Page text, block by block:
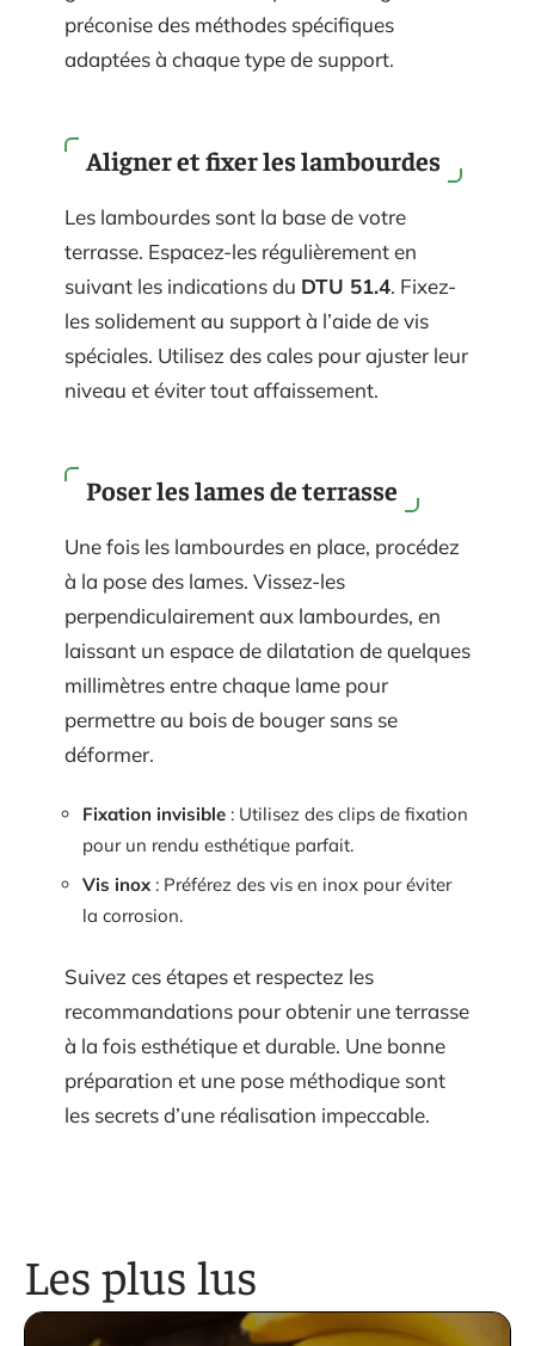
préconise des méthodes spécifiques
adaptées à chaque type de support.
Aligner et fixer les lambourdes
Les lambourdes sont la base de votre
terrasse. Espacez-les régulièrement en
suivant les indications du DTU 51.4. Fixez-
les solidement au support à l’aide de vis
spéciales. Utilisez des cales pour ajuster leur
niveau et éviter tout affaissement.
Poser les lames de terrasse
Une fois les lambourdes en place, procédez
à la pose des lames. Vissez-les
perpendiculairement aux lambourdes, en
laissant un espace de dilatation de quelques
millimètres entre chaque lame pour
permettre au bois de bouger sans se
déformer.
Fixation invisible : Utilisez des clips de fixation
pour un rendu esthétique parfait.
Vis inox : Préférez des vis en inox pour éviter
la corrosion.
Suivez ces étapes et respectez les
recommandations pour obtenir une terrasse
à la fois esthétique et durable. Une bonne
préparation et une pose méthodique sont
les secrets d’une réalisation impeccable.
Les plus lus